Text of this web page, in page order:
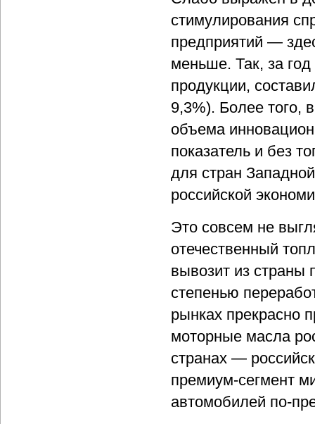
стимулирования
предприятий —
меньше. Так, за
продукции,
9,3%). Более того,
объема
показатель и без
для стран
российской
Это совсем не
отечественный
вывозит из страны
степенью
рынках прекрасно
моторные масла
странах —
премиум-сегмент
автомобилей по-